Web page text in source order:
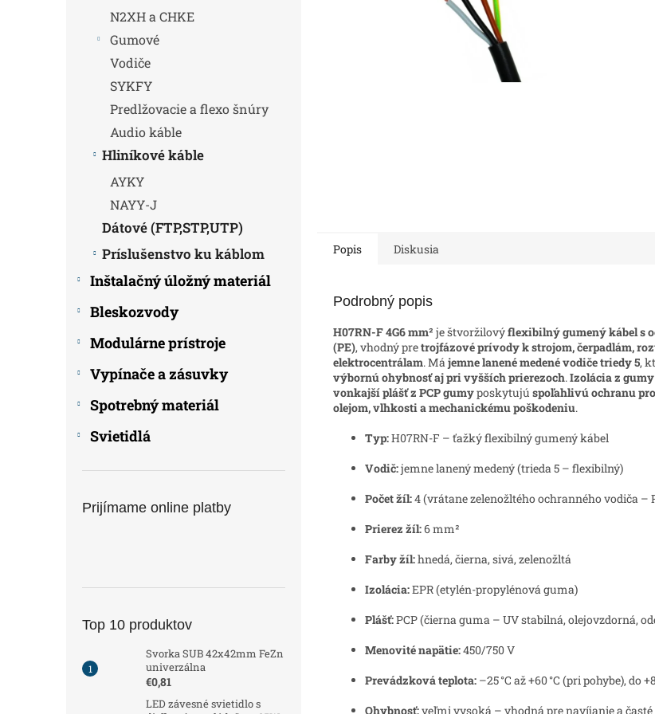
N2XH a CHKE
Gumové
Vodiče
SYKFY
Predlžovacie a flexo šnúry
Audio káble
Hliníkové káble
AYKY
NAYY-J
Dátové (FTP,STP,UTP)
Príslušenstvo ku káblom
Inštalačný úložný materiál
Bleskozvody
Modulárne prístroje
Vypínače a zásuvky
Spotrebný materiál
Svietidlá
Prijímame online platby
Top 10 produktov
Svorka SUB 42x42mm FeZn
univerzálna
€0,81
LED závesné svietidlo s
Popis Diskusia
Podrobný popis
H07RN-F 4G6 mm² je štvoržilovýflexibilný gumený kábel s
(PE), vhodný pretrojfázové prívody k strojom, čerpadlám,
elektrocentrálam. Májemne lanené medené vodiče triedy 5,
výbornú ohybnosť aj pri vyšších prierezoch.Izolácia z gumy
vonkajší plášť z PCP gumyposkytujú spoľahlivú ochranu
olejom, vlhkosti a mechanickému poškodeniu.
Typ:H07RN-F – ťažký flexibilný gumený kábel
Vodič:jemne lanený medený (trieda 5 – flexibilný)
Počet žíl:4 (vrátane zelenožltého ochranného vodiča –
Prierez žíl:6 mm²
Farby žíl:hnedá, čierna, sivá, zelenožltá
Izolácia:EPR (etylén-propylénová guma)
Plášť:PCP (čierna guma – UV stabilná, olejovzdorná,
Menovité napätie:450/750 V
Prevádzková teplota: –25 °C až +60 °C (pri pohybe), do
Ohybnosť:veľmi vysoká – vhodná pre navíjanie a